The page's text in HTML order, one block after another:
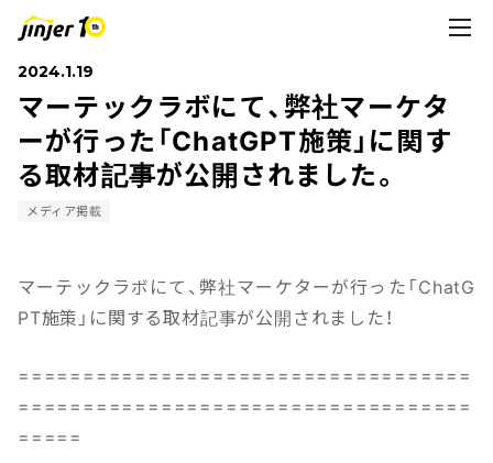
2024.1.19
マーテックラボにて、弊社マーケタ
ーが行った「ChatGPT施策」に関す
る取材記事が公開されました。
メディア掲載
マーテックラボにて、弊社マーケターが行った「ChatG
PT施策」に関する取材記事が公開されました！
===================================
===================================
=====